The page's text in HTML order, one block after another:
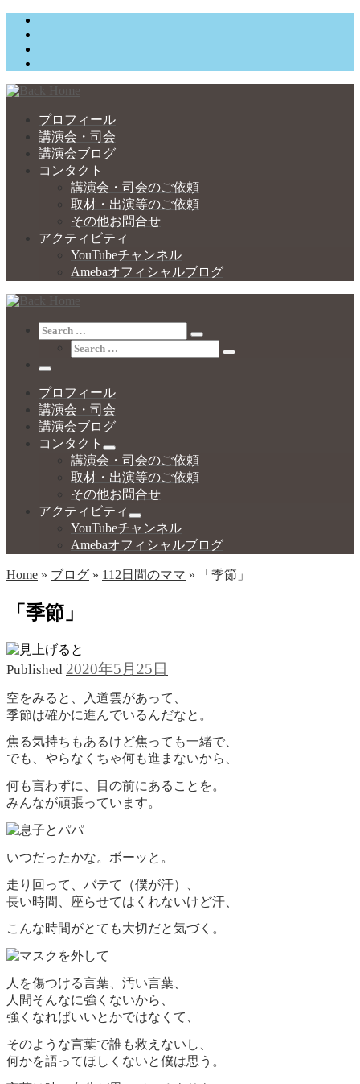
Skip
content
プロフィール
講演会・司会
講演会ブログ
コンタクト
講演会・司会のご依頼
取材・出演等のご依頼
その他お問合せ
アクティビティ
YouTubeチャンネル
Amebaオフィシャルブログ
Search
Search
Search
Search
Menu
プロフィール
講演会・司会
講演会ブログ
コンタクト
講演会・司会のご依頼
取材・出演等のご依頼
その他お問合せ
アクティビティ
YouTubeチャンネル
Amebaオフィシャルブログ
Home » ブログ » 112日間のママ » 「季節」
「季節」
Published 2020年5月25日
空をみると、入道雲があって、
季節は確かに進んでいるんだなと。
焦る気持ちもあるけど焦っても一緒で、
でも、やらなくちゃ何も進まないから、
何も言わずに、目の前にあることを。
みんなが頑張っています。
いつだったかな。ボーッと。
走り回って、バテて（僕が汗）、
長い時間、座らせてはくれないけど汗、
こんな時間がとても大切だと気づく。
人を傷つける言葉、汚い言葉、
人間そんなに強くないから、
強くなればいいとかではなくて、
そのような言葉で誰も救えないし、
何かを語ってほしくないと僕は思う。